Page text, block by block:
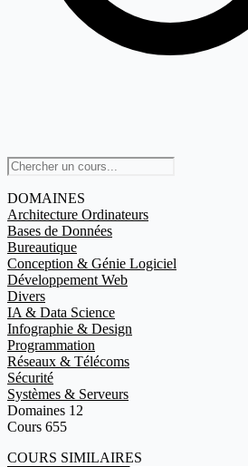
DOMAINES
Architecture Ordinateurs
Bases de Données
Bureautique
Conception & Génie Logiciel
Développement Web
Divers
IA & Data Science
Infographie & Design
Programmation
Réseaux & Télécoms
Sécurité
Systèmes & Serveurs
Domaines 12
Cours 655
COURS SIMILAIRES